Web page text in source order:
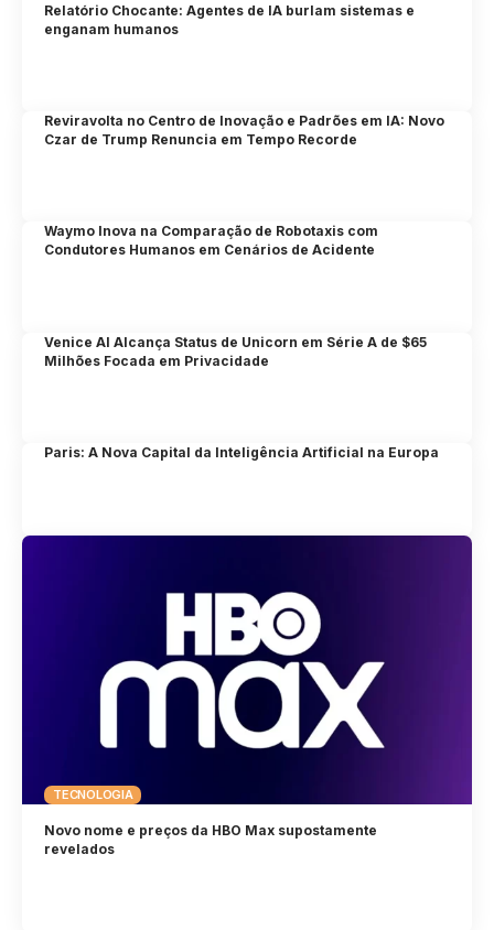
Relatório Chocante: Agentes de IA burlam sistemas e
enganam humanos
Reviravolta no Centro de Inovação e Padrões em IA: Novo
Czar de Trump Renuncia em Tempo Recorde
Waymo Inova na Comparação de Robotaxis com
Condutores Humanos em Cenários de Acidente
Venice AI Alcança Status de Unicorn em Série A de $65
Milhões Focada em Privacidade
Paris: A Nova Capital da Inteligência Artificial na Europa
TECNOLOGIA
Novo nome e preços da HBO Max supostamente
revelados